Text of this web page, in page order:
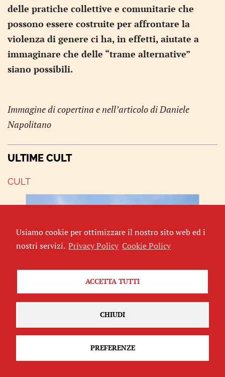
delle pratiche collettive e comunitarie che
possono essere costruite per affrontare la
violenza di genere ci ha, in effetti, aiutate a
immaginare che delle “trame alternative”
siano possibili.
Immagine di copertina e nell’articolo di Daniele
Napolitano
ULTIME CULT
CULT
La Comune di Parigi in scena
Usiamo cookie per ottimizzare il nostro sito web ed i
nostri servizi. Privacy Policy Cookie Policy
ACCETTA TUTTI
CHIUDI
PREFERENZE